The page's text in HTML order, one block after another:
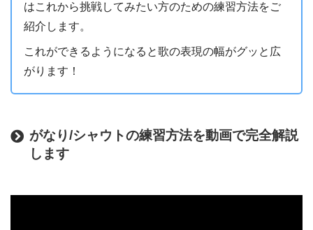
はこれから挑戦してみたい方のための練習方法をご
紹介します。
これができるようになると歌の表現の幅がグッと広
がります！
がなり/シャウトの練習方法を動画で完全解説
します